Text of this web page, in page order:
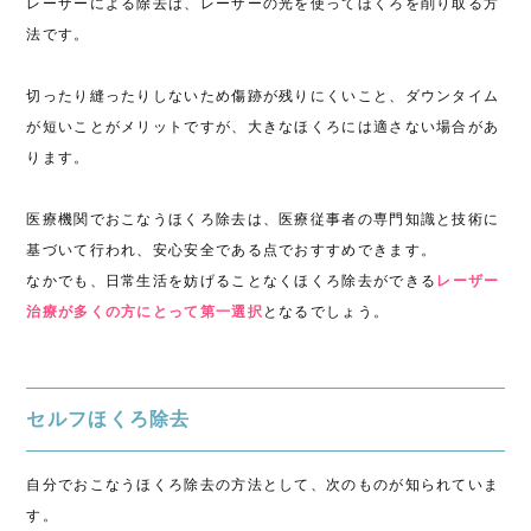
レーザーによる除去は、レーザーの光を使ってほくろを削り取る方
法です。
切ったり縫ったりしないため傷跡が残りにくいこと、ダウンタイム
が短いことがメリットですが、大きなほくろには適さない場合があ
ります。
医療機関でおこなうほくろ除去は、医療従事者の専門知識と技術に
基づいて行われ、安心安全である点でおすすめできます。
なかでも、日常生活を妨げることなくほくろ除去ができる レーザー
治療が多くの方にとって第一選択 となるでしょう。
セルフほくろ除去
自分でおこなうほくろ除去の方法として、次のものが知られていま
す。